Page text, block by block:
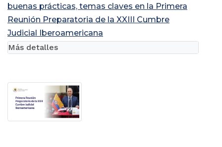
buenas prácticas, temas claves en la Primera
Reunión Preparatoria de la XXIII Cumbre
Judicial Iberoamericana
Más detalles